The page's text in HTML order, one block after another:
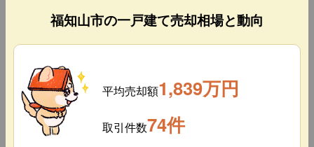
福知山市の一戸建て売却相場と動向
平均売却額1,839万円
取引件数74件